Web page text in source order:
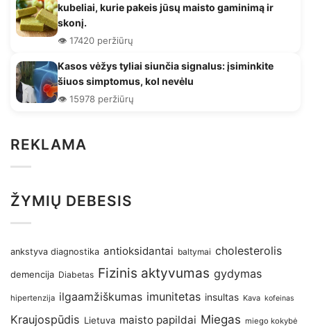
kubeliai, kurie pakeis jūsų maisto gaminimą ir
skonį.
👁️ 17420 peržiūrų
Kasos vėžys tyliai siunčia signalus: įsiminkite
šiuos simptomus, kol nevėlu
👁️ 15978 peržiūrų
REKLAMA
ŽYMIŲ DEBESIS
ankstyva diagnostika antioksidantai baltymai cholesterolis
demencija Diabetas Fizinis aktyvumas gydymas
hipertenzija ilgaamžiškumas imunitetas insultas Kava kofeinas
Kraujospūdis Lietuva maisto papildai Miegas miego kokybė